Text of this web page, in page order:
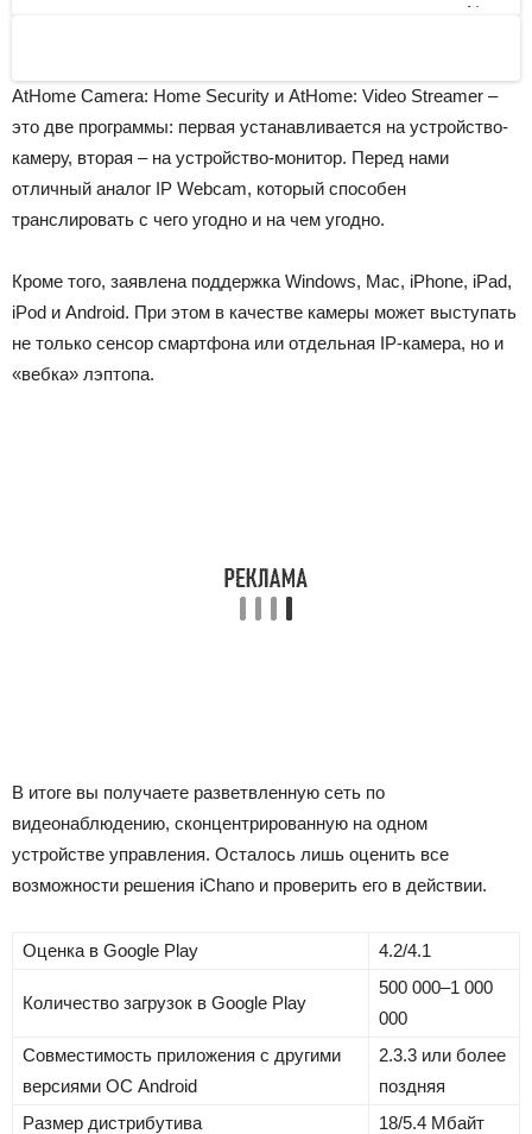
Next
AtHome Camera: Home Security и AtHome: Video Streamer –
это две программы: первая устанавливается на устройство-
камеру, вторая – на устройство-монитор. Перед нами
отличный аналог IP Webcam, который способен
транслировать с чего угодно и на чем угодно.
Кроме того, заявлена поддержка Windows, Mac, iPhone, iPad,
iPod и Android. При этом в качестве камеры может выступать
не только сенсор смартфона или отдельная IP-камера, но и
«вебка» лэптопа.
В итоге вы получаете разветвленную сеть по
видеонаблюдению, сконцентрированную на одном
устройстве управления. Осталось лишь оценить все
возможности решения iChano и проверить его в действии.
Оценка в Google Play 4.2/4.1
Количество загрузок в Google Play
500 000–1 000
000
Совместимость приложения с другими
версиями ОС Android
2.3.3 или более
поздняя
Размер дистрибутива
18/5.4 Мбайт